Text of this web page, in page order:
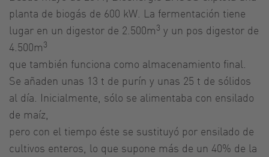
planta de biogás de 600 kW. La fermentación tiene
lugar en un digestor de 2.500m3 y un pos digestor de
4.500m3
que también funciona como almacenamiento final.
Se añaden unas 13 t de purín y unas 25 t de sólidos
al día. Inicialmente, sólo se alimentaba con ensilado
de maíz,
pero con el tiempo éste se sustituyó por ensilado de
cultivos enteros, lo que supone más de un 40% de la